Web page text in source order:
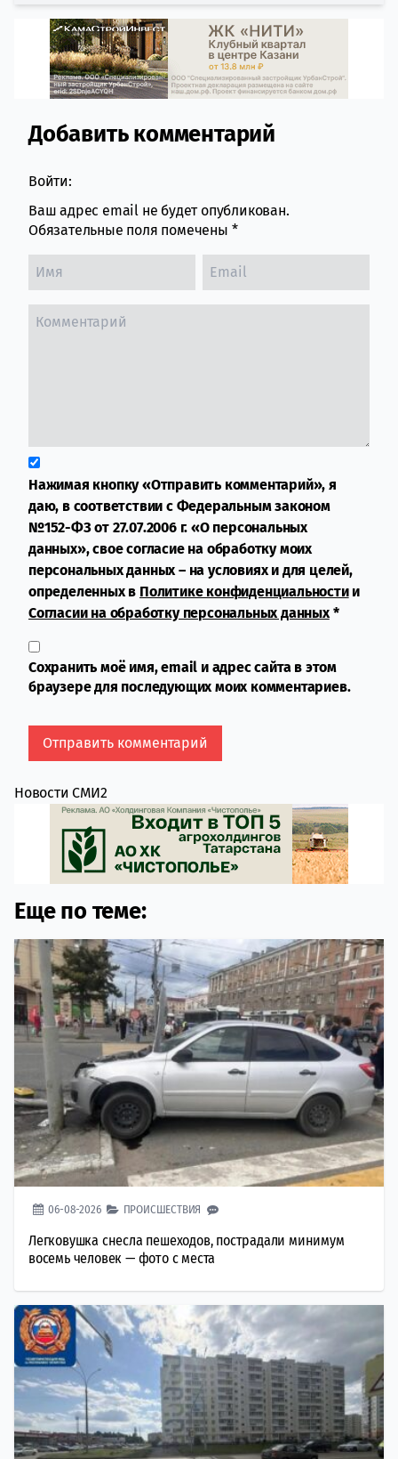
Comment section
Добавить комментарий
Войти:
Ваш адрес email не будет опубликован.
Обязательные поля помечены *
Нажимая кнопку «Отправить комментарий», я
даю, в соответствии с Федеральным законом
№152-ФЗ от 27.07.2006 г. «О персональных
данных», свое согласие на обработку моих
персональных данных – на условиях и для целей,
определенных в Политике конфиденциальностии
Согласии на обработку персональных данных*
Сохранить моё имя, email и адрес сайта в этом
браузере для последующих моих комментариев.
Новости СМИ2
Еще по теме:
06-08-2026 ПРОИСШЕСТВИЯ
Легковушка снесла пешеходов, пострадали минимум
восемь человек — фото с места